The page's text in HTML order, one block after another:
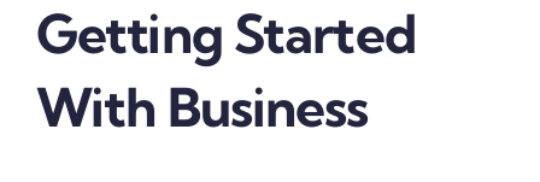
Getting Started
With Business